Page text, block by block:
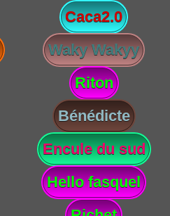
Caca2.0
Waky Wakyy
Riton
Bénédicte
Encule du sud
Hello fasquel